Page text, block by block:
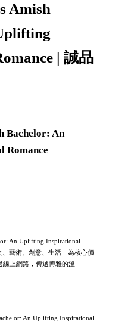
Amish
| 誠品
Bachelor: An
Romance
An Uplifting Inspirational
、藝術、創意、生活」為核心價
線上網路，傳遞博雅的溫
An Uplifting Inspirational